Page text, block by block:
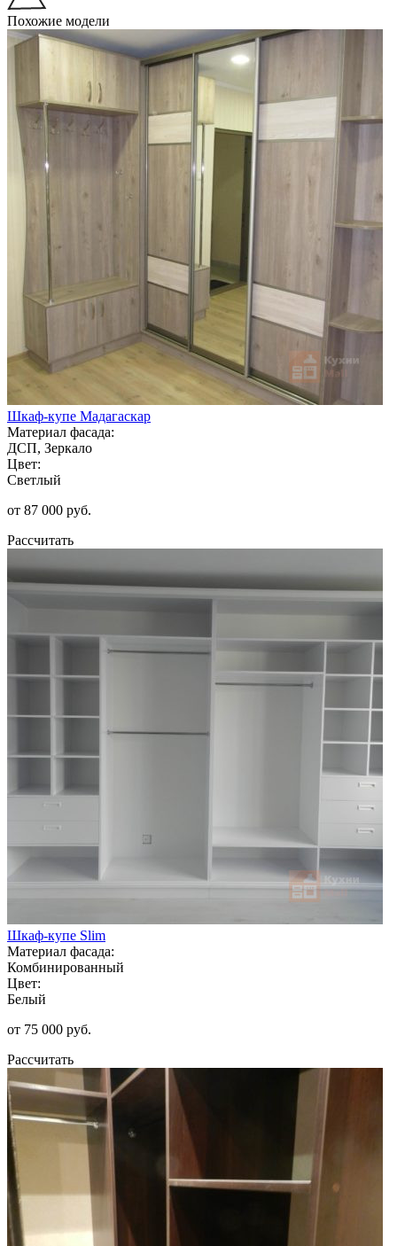
Похожие модели
Шкаф-купе Мадагаскар
Материал фасада:
ДСП, Зеркало
Цвет:
Светлый
от 87 000 руб.
Рассчитать
Шкаф-купе Slim
Материал фасада:
Комбинированный
Цвет:
Белый
от 75 000 руб.
Рассчитать